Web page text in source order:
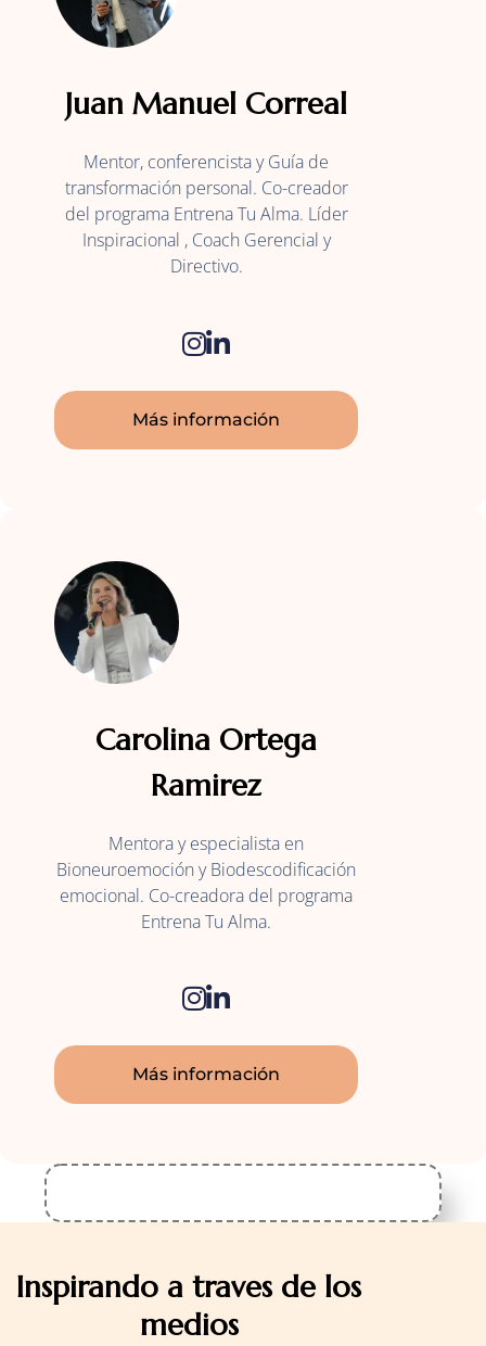
Juan Manuel Correal​
Mentor, conferencista y Guía de
transformación personal. Co-creador
del programa Entrena Tu Alma. Líder
Inspiracional , Coach Gerencial y
Directivo.
Más información
Carolina Ortega
Ramirez
Mentora y especialista en
Bioneuroemoción y Biodescodificación
emocional. Co-creadora del programa
Entrena Tu Alma.
Más información
Inspirando a traves de los
medios